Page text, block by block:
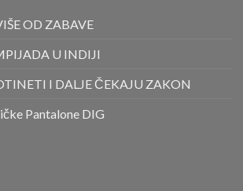
OD ZABAVE
U INDIJI
I DALJE ČEKAJU ZAKON
Pantalone DIG